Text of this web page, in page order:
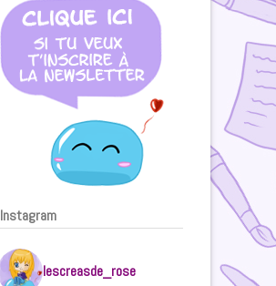
Instagram
lescreasde_rose